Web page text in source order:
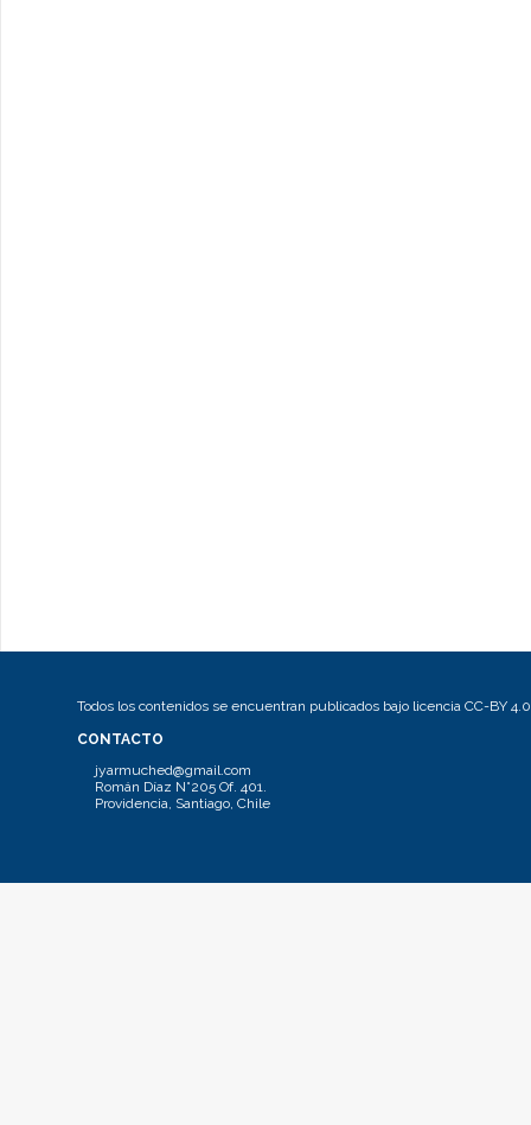
Todos los contenidos se encuentran publicados bajo licencia CC-BY 4.0
CONTACTO
jyarmuched@gmail.com
Román Díaz N°205 Of. 401.
Providencia, Santiago, Chile